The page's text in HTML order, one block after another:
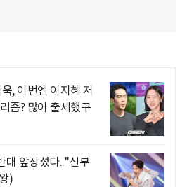
, 이번엔 이지혜 저
즘? 많이 출세했구
대 앞장섰다.."신부
)